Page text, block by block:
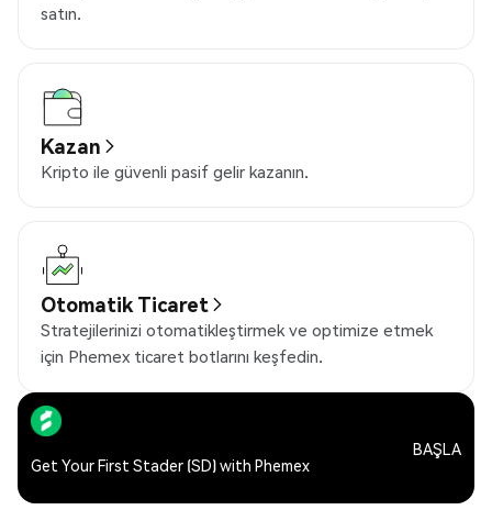
satın.
Kazan
Kripto ile güvenli pasif gelir kazanın.
Otomatik Ticaret
Stratejilerinizi otomatikleştirmek ve optimize etmek
için Phemex ticaret botlarını keşfedin.
Get Your First Stader (SD) with Phemex
BAŞLA